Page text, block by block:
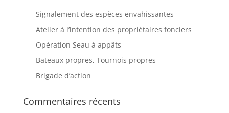
Signalement des espèces envahissantes
Atelier à l’intention des propriétaires fonciers
Opération Seau à appâts
Bateaux propres, Tournois propres
Brigade d’action
Commentaires récents